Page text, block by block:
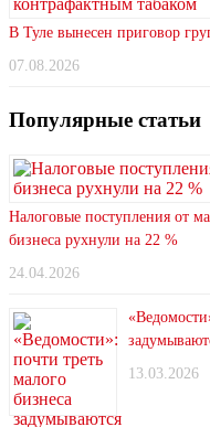
В Туле вынесен приговор
07.08.2026
Популярные статьи
Налоговые поступления от
бизнеса рухнули на 22 %
24.04.2026
13.03.2026